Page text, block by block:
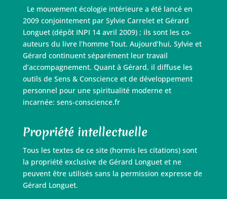
Le mouvement écologie intérieure a été lancé en
2009 conjointement par Sylvie Carrelet et Gérard
Longuet (dépôt INPI 14 avril 2009) ; ils sont les co-
auteurs du livre l’homme Tout. Aujourd’hui, Sylvie et
Gérard continuent séparément leur travail
d’accompagnement. Quant à Gérard, il diffuse les
outils de Sens & Conscience et de développement
personnel pour une spiritualité moderne et
incarnée: sens-conscience.fr
Propriété intellectuelle
Tous les textes de ce site (hormis les citations) sont
la propriété exclusive de Gérard Longuet et ne
peuvent être utilisés sans la permission expresse de
Gérard Longuet.